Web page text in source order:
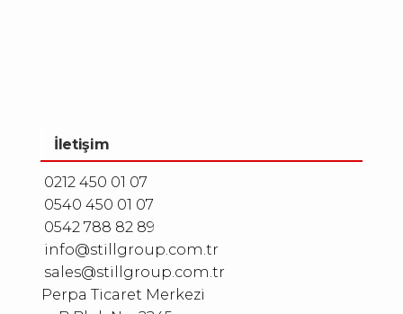
İletişim
0212 450 01 07
0540 450 01 07
0542 788 82 89
info@stillgroup.com.tr
sales@stillgroup.com.tr
Perpa Ticaret Merkezi